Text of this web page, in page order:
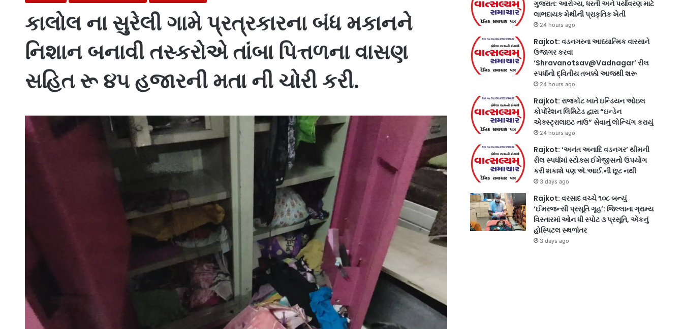
કાલોલ ના સુરેલી ગામે પ્રત્રકારના બંધ મકાનને
નિશાન બનાવી તસ્કરોએ તાંબા પિત્તળના વાસણ
સહિત રૂ ૪૫ હજારની મતા ની ચોરી કરી.
ગુજરાત: આરોગ્ય, ધરતી અને પર્યાવરણ માટે
લાભદાયક મેથીની પ્રાકૃતિક ખેતી
24 hours ago
Rajkot: વડનગરના આધ્યાત્મિક વારસાને
ઉજાગર કરવા
‘Shravanotsav@Vadnagar’ રીલ
સ્પર્ધાનો દ્વિતીય તબક્કો આજથી શરૂ
24 hours ago
Rajkot: રાજકોટ ખાતે ઇન્ડિયન ઓઇલ
કોર્પોરેશન લિમિટેડ દ્વારા “ઇન્ડેન
એક્સ્ટ્રાલાઇટ નાઉ” સેવાનું લોન્ચિંગ કરાયું
24 hours ago
Rajkot: ‘અનંત અનાદિ વડનગર’ થીમની
રીલ સ્પર્ધામાં સ્ટોક્સ ઈમેજીસનો ઉપયોગ
કરી શકાશે પણ એ.આઈ.ની છૂટ નથી
3 days ago
Rajkot: વરસાદ વચ્ચે ૧૦૮ બન્યું
‘ઈમરજન્સી પ્રસૂતિ ગૃહ’: જિલ્લાના ગ્રામ્ય
વિસ્તારમાં ઓન ધી સ્પોટ ૩ પ્રસૂતિ, એકનું
હોસ્પિટલ સ્થળાંતર
3 days ago